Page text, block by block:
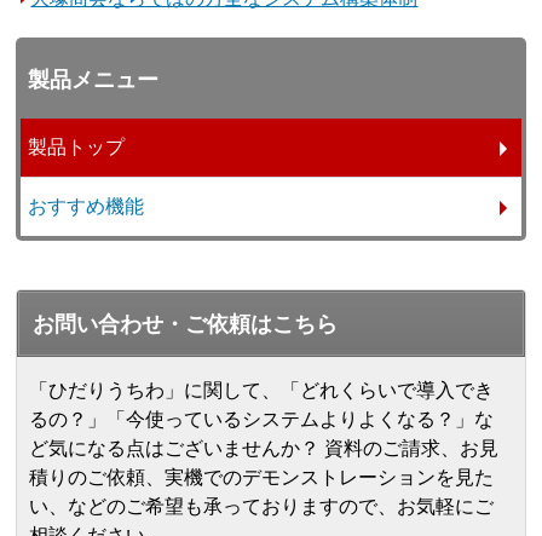
製品メニュー
製品トップ
おすすめ機能
お問い合わせ・ご依頼はこちら
「ひだりうちわ」に関して、「どれくらいで導入でき
るの？」「今使っているシステムよりよくなる？」な
ど気になる点はございませんか？ 資料のご請求、お見
積りのご依頼、実機でのデモンストレーションを見た
い、などのご希望も承っておりますので、お気軽にご